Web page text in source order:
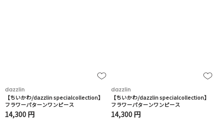
dazzlin
【ちいかわ/dazzlin specialcollection】
フラワーパターンワンピース
14,300 円
dazzlin
【ちいかわ/dazzlin specialcollection】
フラワーパターンワンピース
14,300 円